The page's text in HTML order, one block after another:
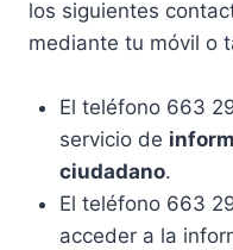
los siguientes
mediante tu móvil o
El teléfono 663
servicio de
ciudadano.
El teléfono 663
acceder a la